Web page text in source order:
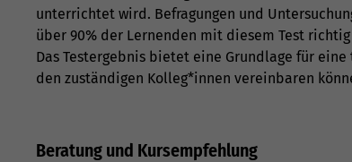
unterrichtet wird. Befragungen und
über 90% der Lernenden mit diesem Test
Das Testergebnis bietet eine Grundlage für
den zuständigen Kolleg*innen vereinbaren
Beratung und Kursempfehlung